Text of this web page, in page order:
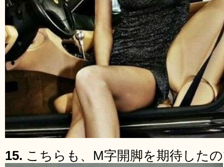
15. こちらも、M字開脚を期待した